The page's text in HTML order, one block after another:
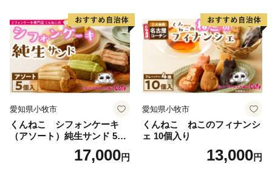
愛知県小牧市
くんねこ シフォンケーキ
（アソート）純生サンド 5個
17,000円
愛知県小牧市
くんねこ ねこのフィナンシ
ェ 10個入り
13,000円